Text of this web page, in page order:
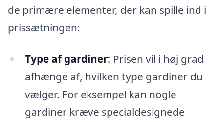
de primære elementer, der kan spille ind i
prissætningen:
Type af gardiner: Prisen vil i høj grad
afhænge af, hvilken type gardiner du
vælger. For eksempel kan nogle
gardiner kræve specialdesignede